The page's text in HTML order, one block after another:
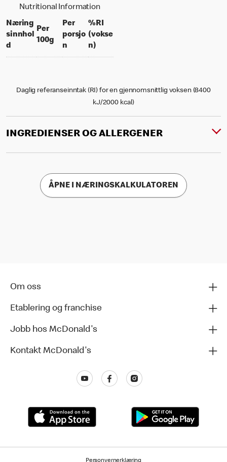
Nutritional Information
Næring
sinnhol
d
Per
100gper 100 grams
Per
porsjo
nper portion
%RI
(vokse
n)% daily value for an adult
Daglig referanseinntak (RI) for en gjennomsnittlig voksen (8400
kJ/2000 kcal)
INGREDIENSER OG ALLERGENER
ÅPNE I NÆRINGSKALKULATOREN
Om oss
Etablering og franchise
Jobb hos McDonald's
Kontakt McDonald's